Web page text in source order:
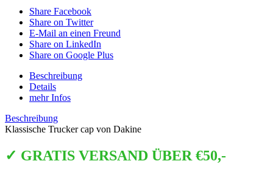
Share Facebook
Share on Twitter
E-Mail an einen Freund
Share on LinkedIn
Share on Google Plus
Beschreibung
Details
mehr Infos
Beschreibung
Klassische Trucker cap von Dakine
✓ GRATIS VERSAND ÜBER €50,-